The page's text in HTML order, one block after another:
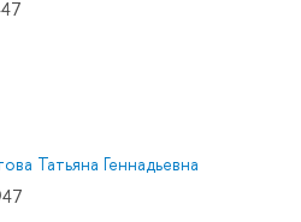
Татьяна Геннадьевна